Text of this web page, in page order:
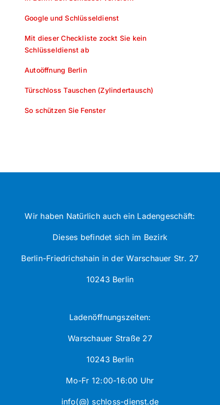
Google und Schlüsseldienst
Mit dieser Checkliste zockt Sie kein
Schlüsseldienst ab
Autoöffnung Berlin
Türschloss Tauschen (Zylindertausch)
So schützen Sie Fenster
Wir haben Natürlich auch ein Ladengeschäft:
Dieses befindet sich im Bezirk
Berlin-Friedrichshain in der Warschauer Str. 27
10243 Berlin
Ladenöffnungszeiten:
Warschauer Straße 27
10243 Berlin
Mo-Fr 12:00-16:00 Uhr
info(@) schloss-dienst.de